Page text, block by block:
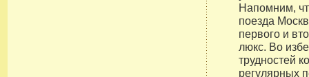
Напомним,
поезда
первого и
люкс. Во
трудностей
регулярных